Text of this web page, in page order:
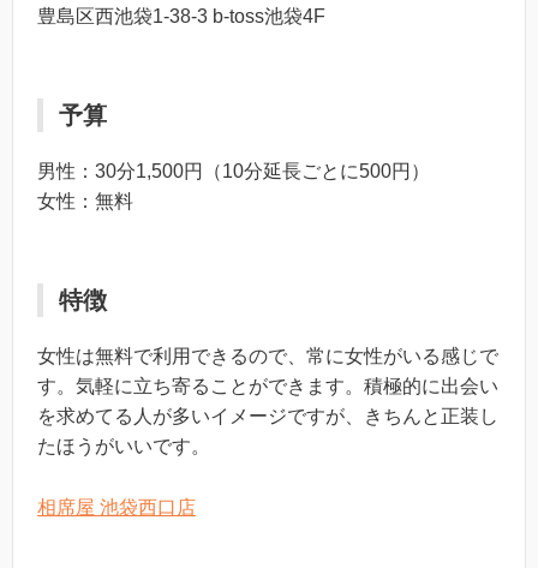
豊島区西池袋1-38-3 b-toss池袋4F
予算
男性：30分1,500円（10分延長ごとに500円）
女性：無料
特徴
女性は無料で利用できるので、常に女性がいる感じで
す。気軽に立ち寄ることができます。積極的に出会い
を求めてる人が多いイメージですが、きちんと正装し
たほうがいいです。
相席屋 池袋西口店